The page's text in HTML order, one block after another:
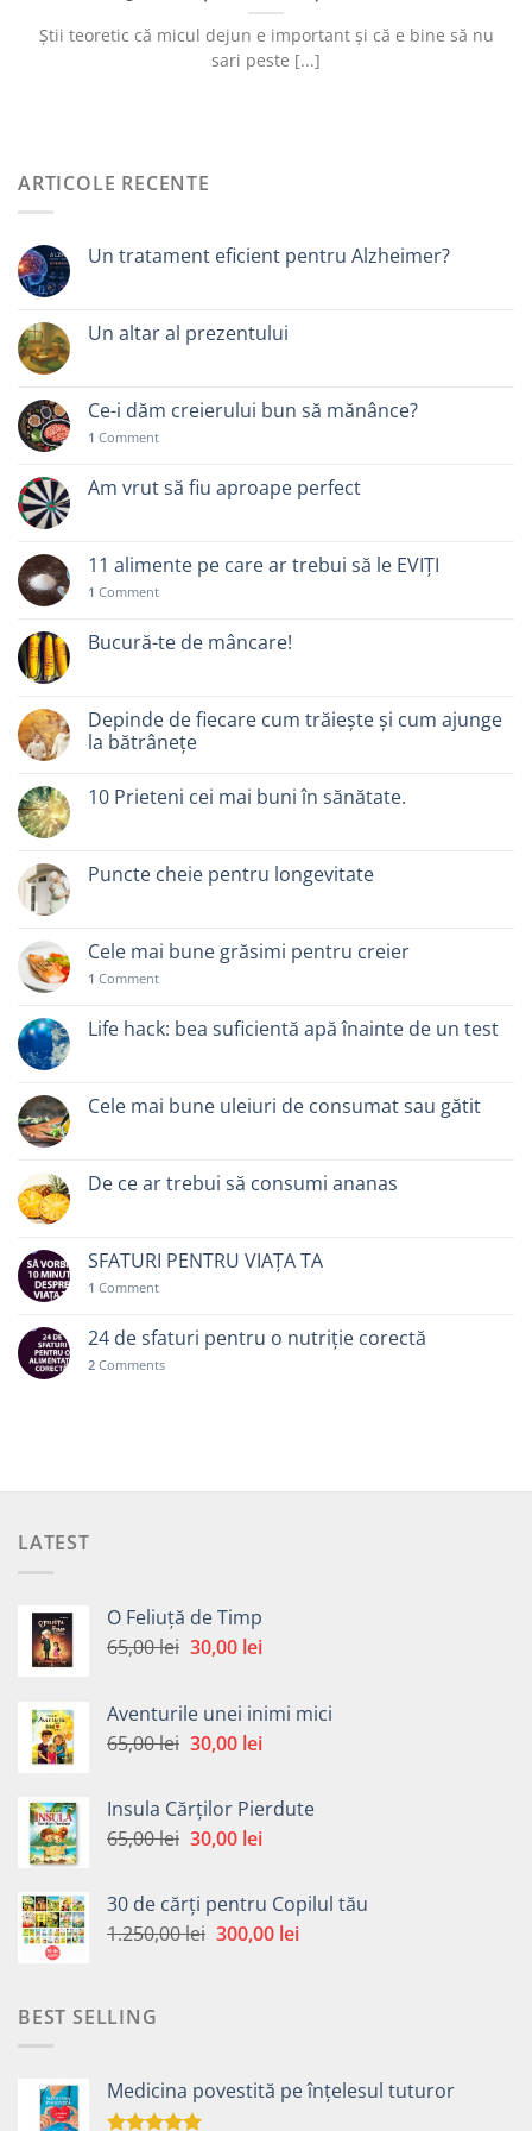
Știi teoretic că micul dejun e important și că e bine să nu
sari peste [...]
ARTICOLE RECENTE
Un tratament eficient pentru Alzheimer?
Un altar al prezentului
Ce-i dăm creierului bun să mănânce?
1 Comment
Am vrut să fiu aproape perfect
11 alimente pe care ar trebui să le EVIȚI
1 Comment
Bucură-te de mâncare!
Depinde de fiecare cum trăiește și cum ajunge
la bătrânețe
10 Prieteni cei mai buni în sănătate.
Puncte cheie pentru longevitate
Cele mai bune grăsimi pentru creier
1 Comment
Life hack: bea suficientă apă înainte de un test
Cele mai bune uleiuri de consumat sau gătit
De ce ar trebui să consumi ananas
SFATURI PENTRU VIAȚA TA
1 Comment
24 de sfaturi pentru o nutriție corectă
2 Comments
LATEST
O Feliuță de Timp
65,00lei Prețul
fost:
65,00 lei.
30,00 leiPrețul
30,00 lei.
Aventurile unei inimi mici
65,00lei Prețul
fost:
65,00 lei.
30,00 leiPrețul
30,00 lei.
Insula Cărților Pierdute
65,00lei Prețul
fost:
65,00 lei.
30,00 leiPrețul
30,00 lei.
30 de cărți pentru Copilul tău
1.250,00lei Prețul
300,00 leiPrețul
BEST SELLING
Medicina povestită pe înțelesul tuturor